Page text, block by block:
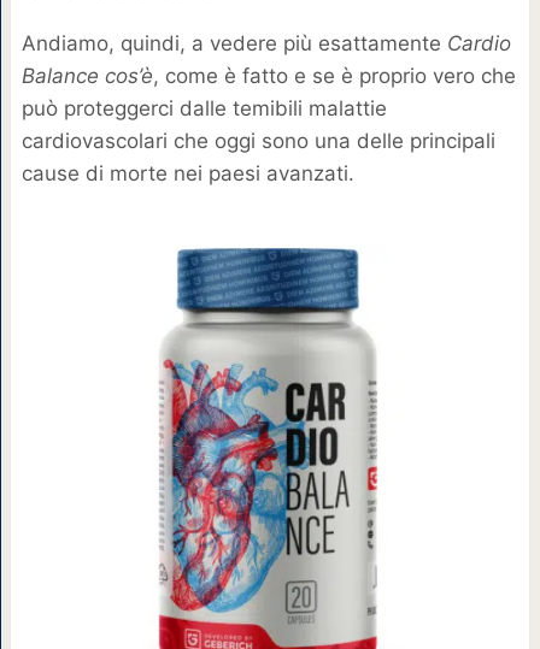
Andiamo, quindi, a vedere più esattamente Cardio
Balance cos’è, come è fatto e se è proprio vero che
può proteggerci dalle temibili malattie
cardiovascolari che oggi sono una delle principali
cause di morte nei paesi avanzati.